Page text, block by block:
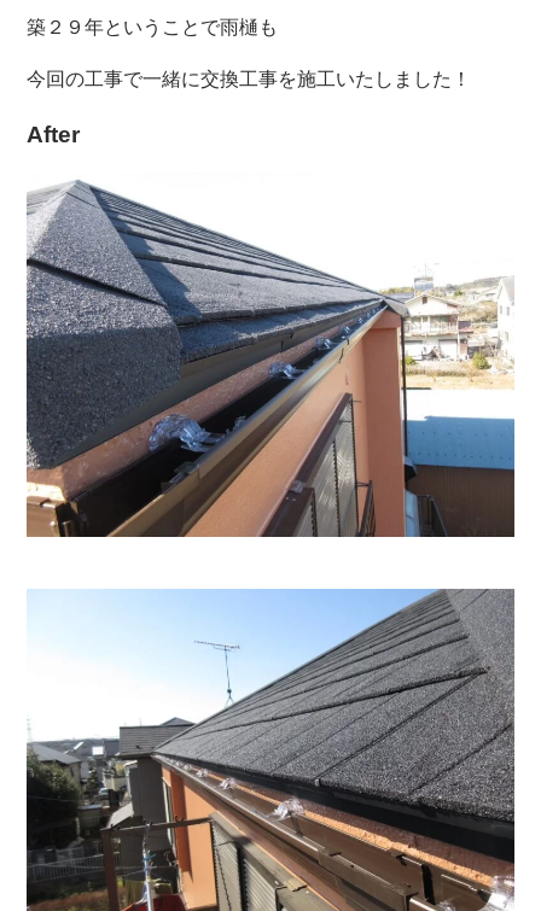
築２９年ということで雨樋も
今回の工事で一緒に交換工事を施工いたしました！
After